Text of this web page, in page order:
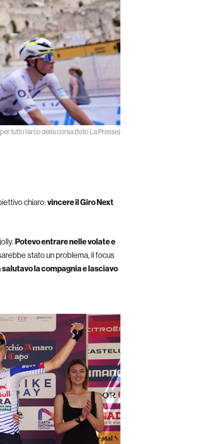
tutto l’arco della corsa (foto La Presse)
chiaro:vincere il Giro Next
Potevo entrare nelle volate e
stato un problema, il focus
salutavo la compagnia e lasciavo